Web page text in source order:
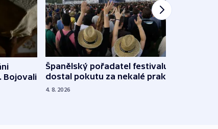
Bojovali
Španělský pořadatel festivalu
dostal pokutu za nekalé praktiky
4. 8. 2026